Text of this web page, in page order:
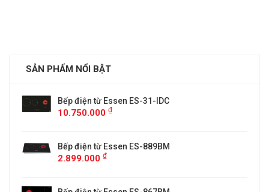
SẢN PHẨM NỔI BẬT
Bếp điện từ Essen ES-31-IDC
10.750.000 ₫
Bếp điện từ Essen ES-889BM
2.899.000 ₫